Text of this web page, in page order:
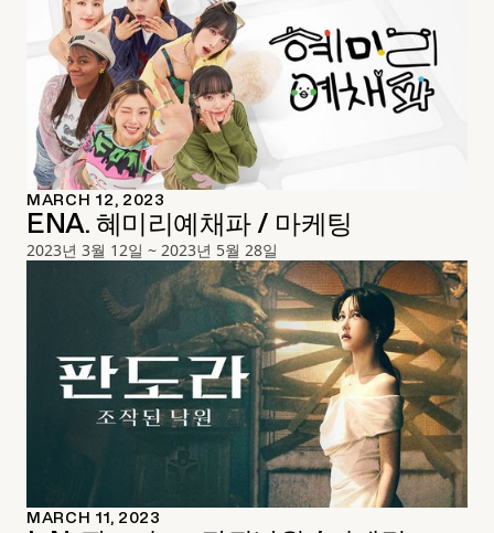
MARCH 12, 2023
ENA. 혜미리예채파 / 마케팅
2023년 3월 12일 ~ 2023년 5월 28일
MARCH 11, 2023